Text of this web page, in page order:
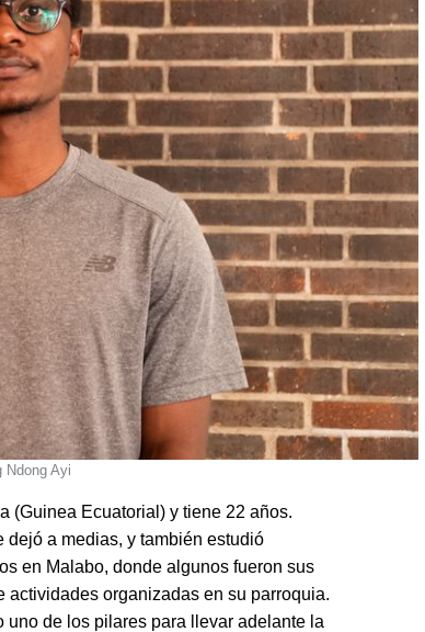
Ndong Ayi
(Guinea Ecuatorial) y tiene 22 años.
dejó a medias, y también estudió
en Malabo, donde algunos fueron sus
actividades organizadas en su parroquia.
de los pilares para llevar adelante la